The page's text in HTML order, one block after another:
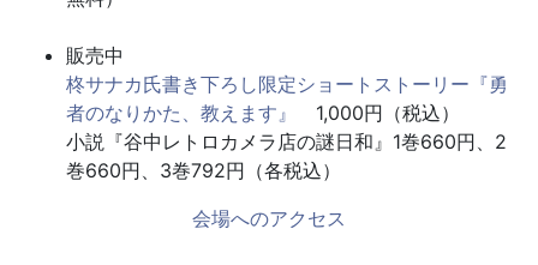
販売中
柊サナカ氏書き下ろし限定ショートストーリー『勇
者のなりかた、教えます』
1,000円（税込）
小説『谷中レトロカメラ店の謎日和』1巻660円、2
巻660円、3巻792円（各税込）
会場へのアクセス